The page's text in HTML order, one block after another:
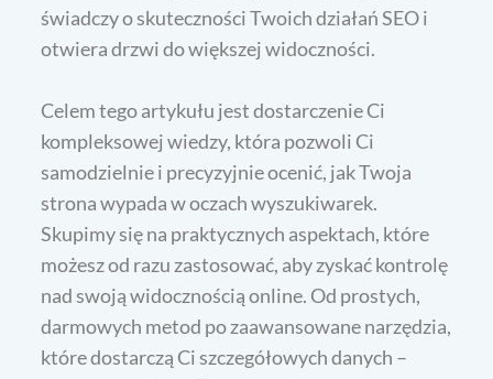
świadczy o skuteczności Twoich działań SEO i
otwiera drzwi do większej widoczności.
Celem tego artykułu jest dostarczenie Ci
kompleksowej wiedzy, która pozwoli Ci
samodzielnie i precyzyjnie ocenić, jak Twoja
strona wypada w oczach wyszukiwarek.
Skupimy się na praktycznych aspektach, które
możesz od razu zastosować, aby zyskać kontrolę
nad swoją widocznością online. Od prostych,
darmowych metod po zaawansowane narzędzia,
które dostarczą Ci szczegółowych danych –